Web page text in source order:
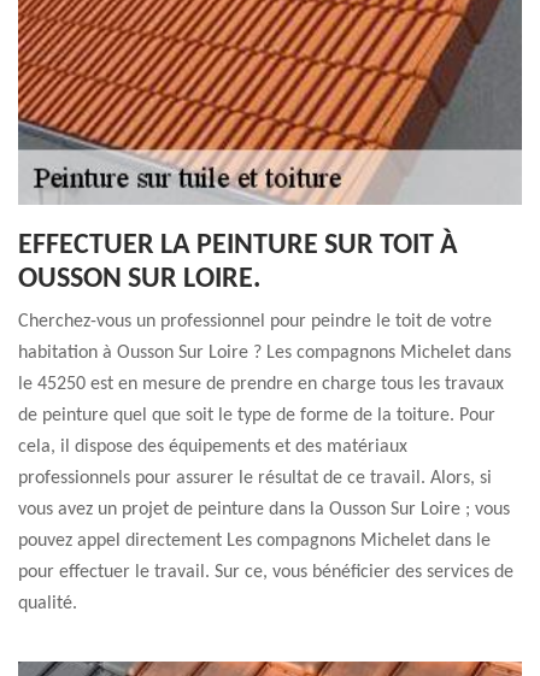
EFFECTUER LA PEINTURE SUR TOIT À
OUSSON SUR LOIRE.
Cherchez-vous un professionnel pour peindre le toit de votre
habitation à Ousson Sur Loire ? Les compagnons Michelet dans
le 45250 est en mesure de prendre en charge tous les travaux
de peinture quel que soit le type de forme de la toiture. Pour
cela, il dispose des équipements et des matériaux
professionnels pour assurer le résultat de ce travail. Alors, si
vous avez un projet de peinture dans la Ousson Sur Loire ; vous
pouvez appel directement Les compagnons Michelet dans le
pour effectuer le travail. Sur ce, vous bénéficier des services de
qualité.